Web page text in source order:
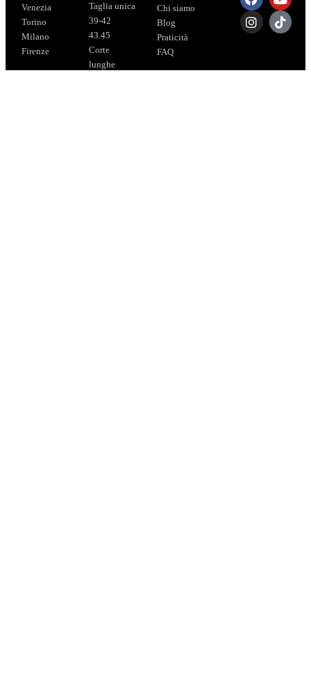
Venezia
Torino
Milano
Firenze
Taglia unica
39-42
43.45
Corte
lunghe
Chi siamo
Blog
Praticità
FAQ